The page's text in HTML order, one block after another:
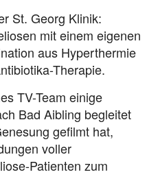
St. Georg Klinik:
mit einem eigenen
aus Hyperthermie
Therapie.
TV-Team einige
Bad Aibling begleitet
gefilmt hat,
voller
Patienten zum